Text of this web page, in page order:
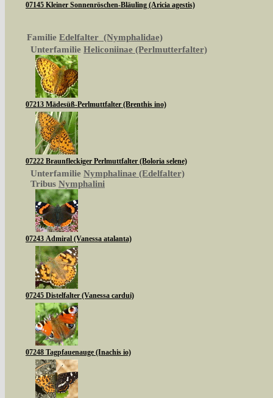
07145 Kleiner Sonnenröschen-Bläuling (Aricia agestis)
Familie Edelfalter (Nymphalidae)
Unterfamilie Heliconiinae (Perlmutterfalter)
07213 Mädesüß-Perlmuttfalter (Brenthis ino)
07222 Braunfleckiger Perlmuttfalter (Boloria selene)
Unterfamilie Nymphalinae (Edelfalter)
Tribus Nymphalini
07243 Admiral (Vanessa atalanta)
07245 Distelfalter (Vanessa cardui)
07248 Tagpfauenauge (Inachis io)